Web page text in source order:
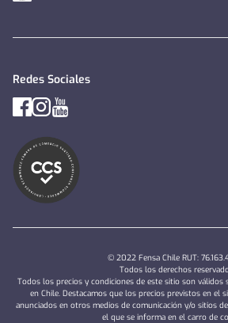
Redes Sociales
© 2022 Fensa Chile RUT:
Todos los derechos
Todos los precios y condiciones de este sitio son válidos
en Chile. Destacamos que los precios previstos en el
anunciados en otros medios de comunicación y/o sitios
el que se informa en el carro de